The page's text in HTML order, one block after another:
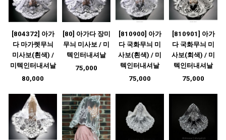
[804372] 아가
다 마가렛무늬
미사보(흰색) /
미텍인터내셔날
80,000
[80] 아가다 장미
무늬 미사보 / 미
텍인터내셔날
75,000
[810900] 아가
다 국화무늬 미
사보(흰색) / 미
텍인터내셔날
75,000
[810901] 아가
다 국화무늬 미
사보(회색) / 미
텍인터내셔날
75,000